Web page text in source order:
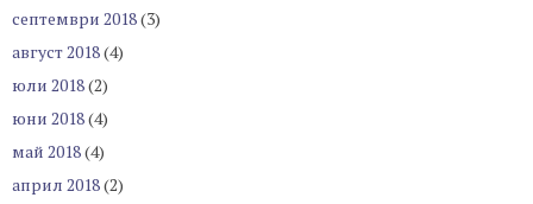
септември 2018(3)
август 2018(4)
юли 2018(2)
юни 2018(4)
май 2018(4)
април 2018(2)